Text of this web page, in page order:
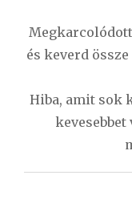
Megkarcolódott
és keverd
Hiba, amit sok